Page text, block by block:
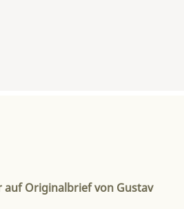
auf Originalbrief von Gustav